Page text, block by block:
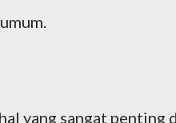
yang sangat penting